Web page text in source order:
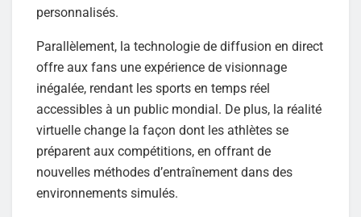
personnalisés.
Parallèlement, la technologie de diffusion en direct
offre aux fans une expérience de visionnage
inégalée, rendant les sports en temps réel
accessibles à un public mondial. De plus, la réalité
virtuelle change la façon dont les athlètes se
préparent aux compétitions, en offrant de
nouvelles méthodes d’entraînement dans des
environnements simulés.